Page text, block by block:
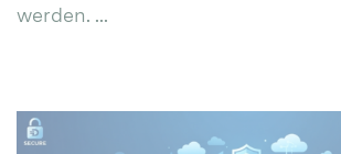
werden. ...